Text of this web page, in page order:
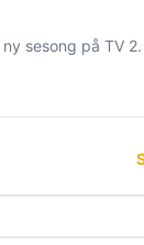
sesong på TV 2.